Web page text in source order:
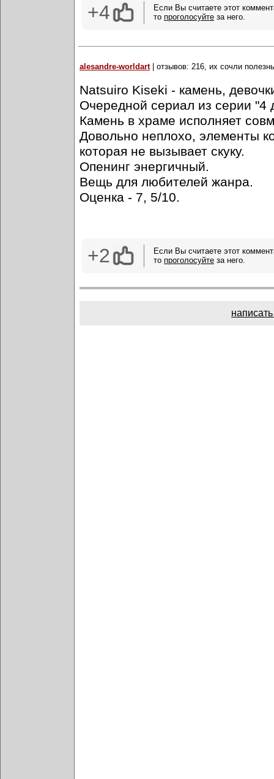
+4
Если Вы считаете этот
то проголосуйте за него.
alesandre-worldart| отзывов: 216, их сочли
Natsuiro Kiseki - камень,
Очередной сериал из серии "4
Камень в храме исполняет
Довольно неплохо, элементы
которая не вызывает скуку.
Опенинг энергичный.
Вещь для любителей жанра.
Оценка - 7, 5/10.
+2
Если Вы считаете этот
то проголосуйте за него.